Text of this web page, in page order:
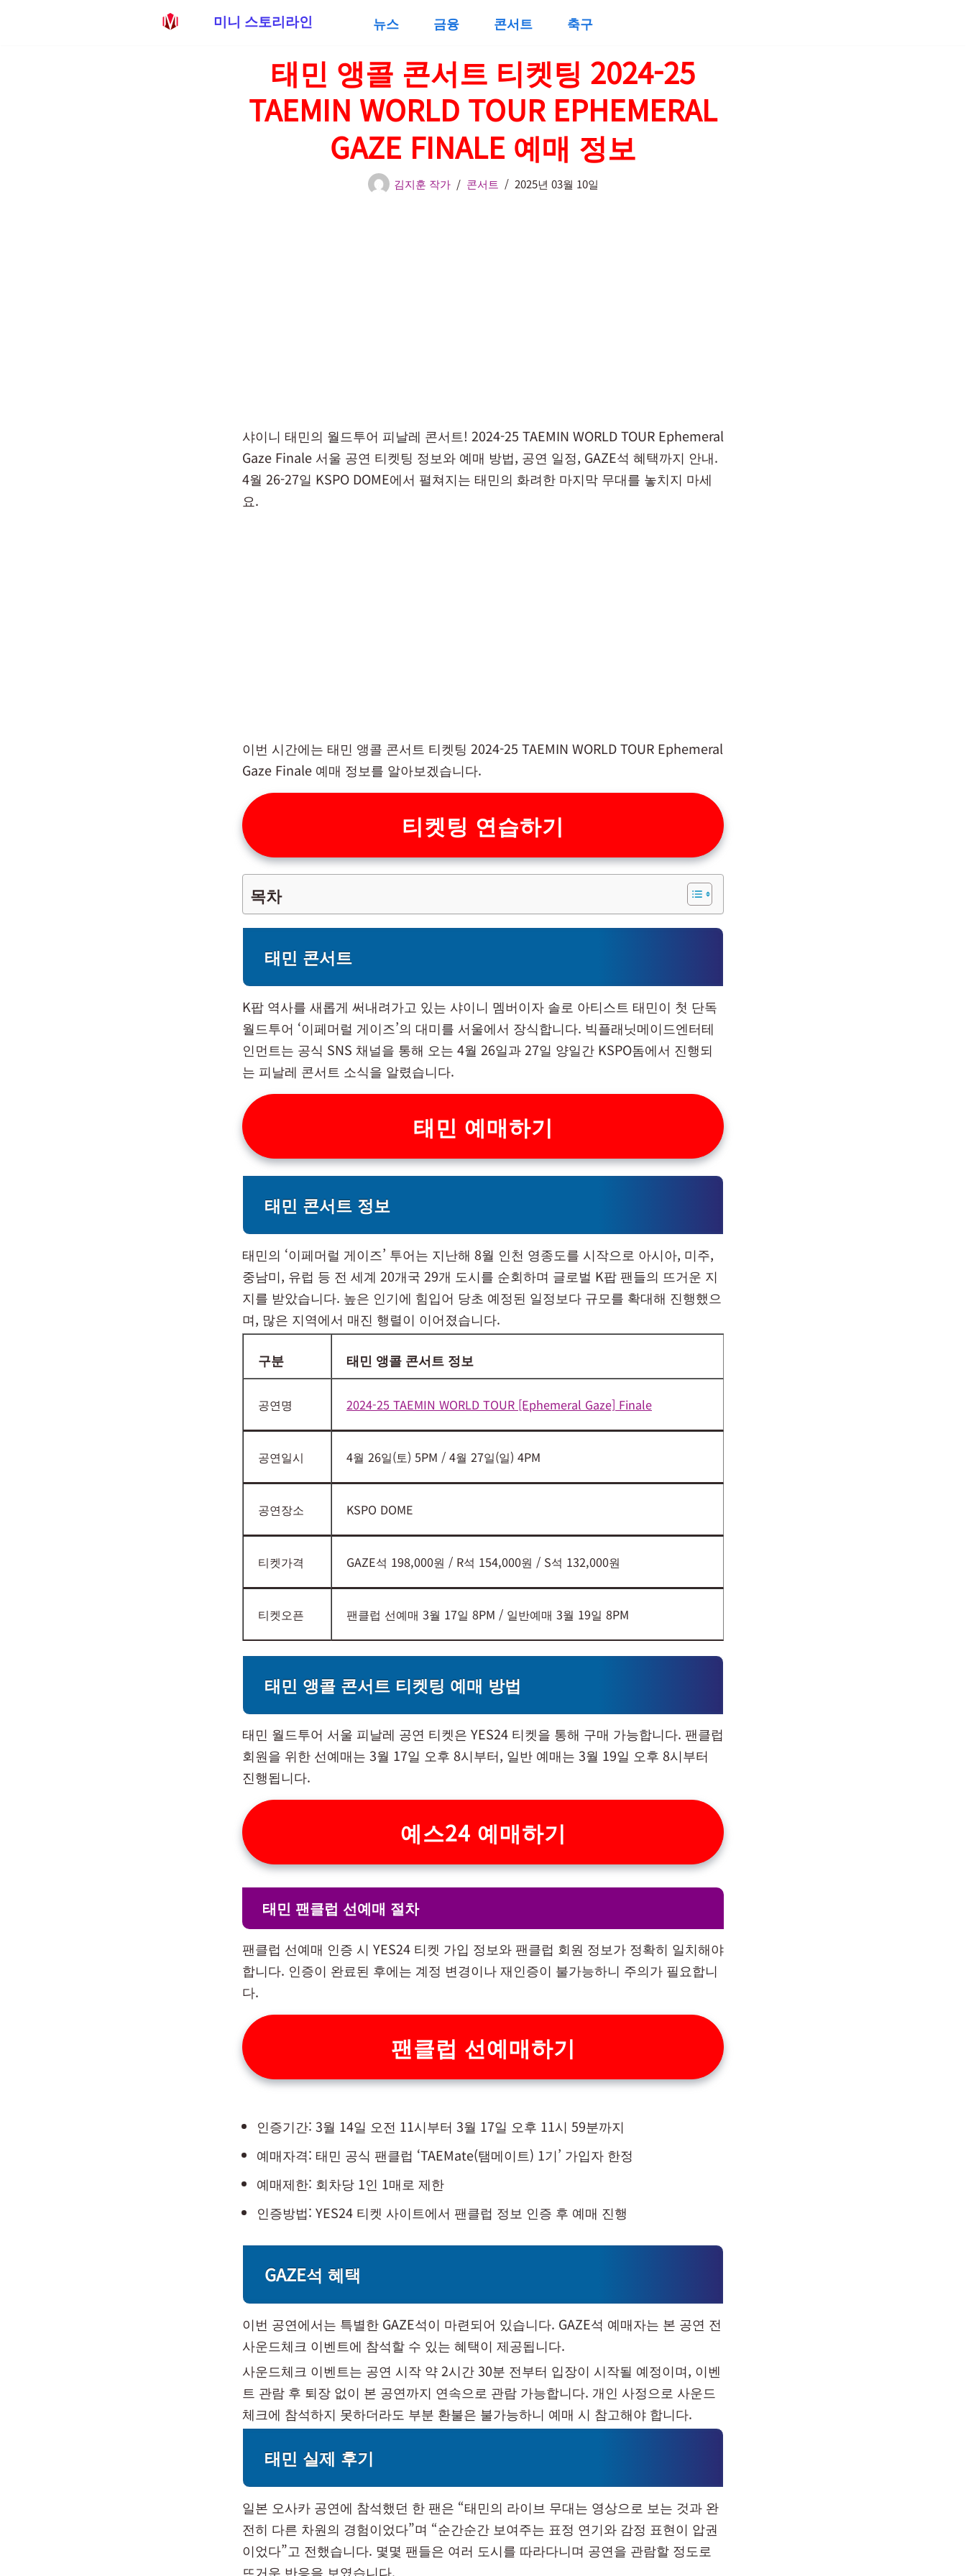
미니 스토리라인 뉴스 금융 콘서트 축구
태민 앵콜 콘서트 ​티켓팅 2024-25
TAEMIN WORLD TOUR EPHEMERAL
GAZE FINALE 예매 정보
김지훈 작가 콘서트 2025년 03월 10일
샤이니 태민의 월드투어 피날레 콘서트! 2024-25 TAEMIN WORLD TOUR Ephemeral
Gaze Finale 서울 공연 티켓팅 정보와 예매 방법, 공연 일정, GAZE석 혜택까지 안내.
4월 26-27일 KSPO DOME에서 펼쳐지는 태민의 화려한 마지막 무대를 놓치지 마세
요.
이번 시간에는 태민 앵콜 콘서트 ​티켓팅 2024-25 TAEMIN WORLD TOUR Ephemeral
Gaze Finale 예매 정보를 알아보겠습니다.
티켓팅 연습하기
목차
태민 콘서트
K팝 역사를 새롭게 써내려가고 있는 샤이니 멤버이자 솔로 아티스트 태민이 첫 단독
월드투어 ‘이페머럴 게이즈’의 대미를 서울에서 장식합니다. 빅플래닛메이드엔터테
인먼트는 공식 SNS 채널을 통해 오는 4월 26일과 27일 양일간 KSPO돔에서 진행되
는 피날레 콘서트 소식을 알렸습니다.
태민 예매하기
태민 콘서트 ​정보
태민의 ‘이페머럴 게이즈’ 투어는 지난해 8월 인천 영종도를 시작으로 아시아, 미주,
중남미, 유럽 등 전 세계 20개국 29개 도시를 순회하며 글로벌 K팝 팬들의 뜨거운 지
지를 받았습니다. 높은 인기에 힘입어 당초 예정된 일정보다 규모를 확대해 진행했으
며, 많은 지역에서 매진 행렬이 이어졌습니다.
구분 태민 앵콜 콘서트 정보
공연명 2024-25 TAEMIN WORLD TOUR [Ephemeral Gaze] Finale
공연일시 4월 26일(토) 5PM / 4월 27일(일) 4PM
공연장소 KSPO DOME
티켓가격 GAZE석 198,000원 / R석 154,000원 / S석 132,000원
티켓오픈 팬클럽 선예매 3월 17일 8PM / 일반예매 3월 19일 8PM
태민 앵콜 콘서트 ​티켓팅 예매 방법
태민 월드투어 서울 피날레 공연 티켓은 YES24 티켓을 통해 구매 가능합니다. 팬클럽
회원을 위한 선예매는 3월 17일 오후 8시부터, 일반 예매는 3월 19일 오후 8시부터
진행됩니다.
예스24 예매하기
태민 팬클럽 선예매 절차
팬클럽 선예매 인증 시 YES24 티켓 가입 정보와 팬클럽 회원 정보가 정확히 일치해야
합니다. 인증이 완료된 후에는 계정 변경이나 재인증이 불가능하니 주의가 필요합니
다.
팬클럽 선예매하기
인증기간: 3월 14일 오전 11시부터 3월 17일 오후 11시 59분까지
예매자격: 태민 공식 팬클럽 ‘TAEMate(탬메이트) 1기’ 가입자 한정
예매제한: 회차당 1인 1매로 제한
인증방법: YES24 티켓 사이트에서 팬클럽 정보 인증 후 예매 진행
GAZE석 혜택
이번 공연에서는 특별한 GAZE석이 마련되어 있습니다. GAZE석 예매자는 본 공연 전
사운드체크 이벤트에 참석할 수 있는 혜택이 제공됩니다.
사운드체크 이벤트는 공연 시작 약 2시간 30분 전부터 입장이 시작될 예정이며, 이벤
트 관람 후 퇴장 없이 본 공연까지 연속으로 관람 가능합니다. 개인 사정으로 사운드
체크에 참석하지 못하더라도 부분 환불은 불가능하니 예매 시 참고해야 합니다.
태민 실제 후기
일본 오사카 공연에 참석했던 한 팬은 “태민의 라이브 무대는 영상으로 보는 것과 완
전히 다른 차원의 경험이었다”며 “순간순간 보여주는 표정 연기와 감정 표현이 압권
이었다”고 전했습니다. 몇몇 팬들은 여러 도시를 따라다니며 공연을 관람할 정도로
뜨거운 반응을 보였습니다.